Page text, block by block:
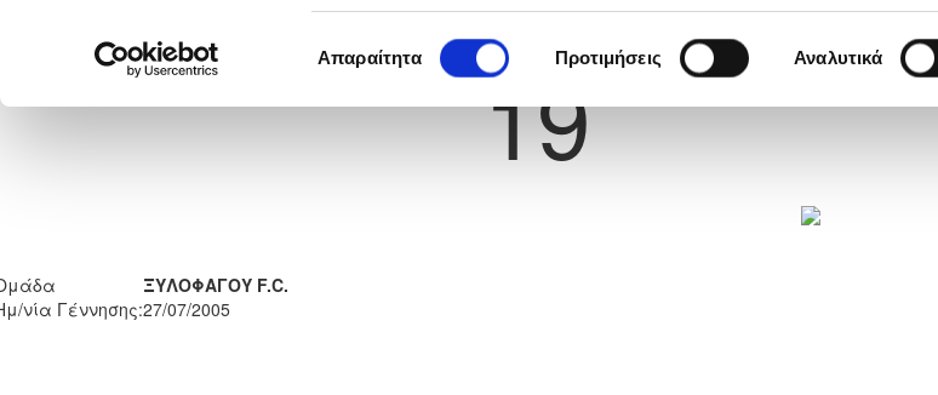
συγκατάθεσης
Απαραίτητα Προτιμήσεις Αναλυτικά
Νούμερο Φανέλας
19
ΞΥΛΟΦΑΓΟΥ F.C.
νία Γέννησης:27/07/2005